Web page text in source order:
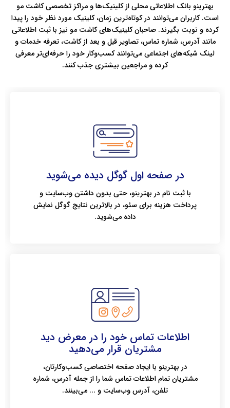
بهترینو بانک اطلاعاتی محلی از کلینیک‌ها و مراکز تخصصی کاشت مو
است. کاربران می‌توانند در کوتاه‌ترین زمان، کلینیک مورد نظر خود را پیدا
کرده و نوبت بگیرند. صاحبان کلینیک‌های کاشت مو نیز با ثبت اطلاعاتی
مانند آدرس، شماره تماس، تصاویر قبل و بعد از کاشت، تعرفه خدمات و
لینک شبکه‌های اجتماعی می‌توانند کسب‌وکار خود را حرفه‌ای‌تر معرفی
کرده و مراجعین بیشتری جذب کنند.
در صفحه اول گوگل دیده می‌شوید
با ثبت نام در بهترینو، حتی بدون داشتن وب‌سایت و
پرداخت هزینه برای سئو، در بالاترین نتایج گوگل نمایش
داده می‌شوید.
اطلاعات تماس خود را در معرض دید
مشتریان قرار می‌دهید
در بهترینو با ایجاد صفحه اختصاصی کسب‌وکارتان،
مشتریان تمام اطلاعات تماس شما را از جمله آدرس، شماره
تلفن، آدرس وب‌سایت و ... می‌بینند.